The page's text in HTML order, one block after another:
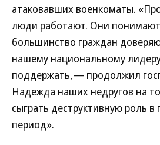
атаковавших военкоматы.
люди работают. Они
большинство граждан
нашему национальному
поддержать,— продолжил
Надежда наших недругов на
сыграть деструктивную роль
период».